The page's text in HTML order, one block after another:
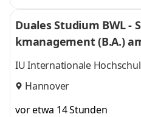
Duales Studium BWL -
kmanagement (B.A.)
l
IU Internationale
Hannover
vor etwa 14 Stunden